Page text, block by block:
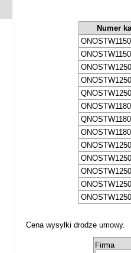
Numer
Cena wysyłki drodze umowy.
Firma